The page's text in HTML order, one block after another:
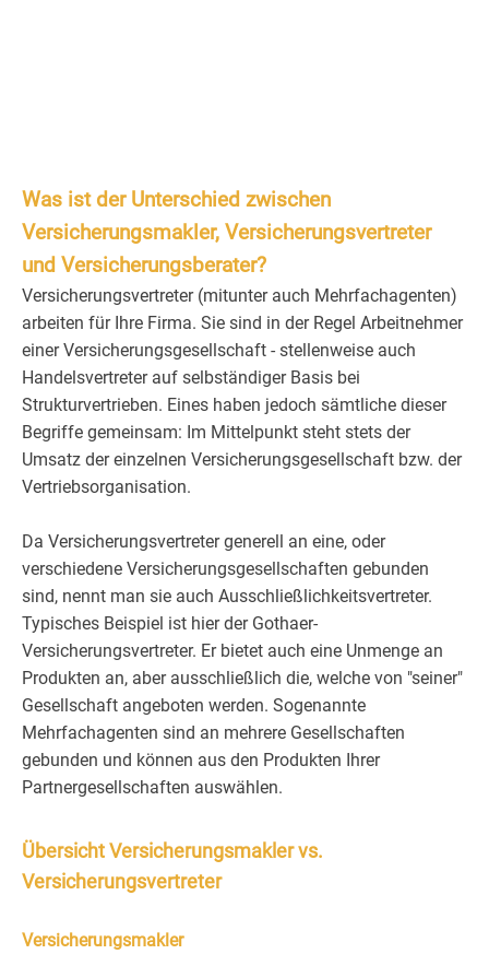
Was ist der Unterschied zwischen
Versicherungsmakler, Versicherungsvertreter
und Versicherungsberater?
Versicherungsvertreter (mitunter auch Mehrfachagenten)
arbeiten für Ihre Firma. Sie sind in der Regel Arbeitnehmer
einer Versicherungsgesellschaft - stellenweise auch
Handelsvertreter auf selbständiger Basis bei
Strukturvertrieben. Eines haben jedoch sämtliche dieser
Begriffe gemeinsam: Im Mittelpunkt steht stets der
Umsatz der einzelnen Versicherungsgesellschaft bzw. der
Vertriebsorganisation.
Da Versicherungsvertreter generell an eine, oder
verschiedene Versicherungsgesellschaften gebunden
sind, nennt man sie auch Ausschließlichkeitsvertreter.
Typisches Beispiel ist hier der Gothaer-
Versicherungsvertreter. Er bietet auch eine Unmenge an
Produkten an, aber ausschließlich die, welche von "seiner"
Gesellschaft angeboten werden. Sogenannte
Mehrfachagenten sind an mehrere Gesellschaften
gebunden und können aus den Produkten Ihrer
Partnergesellschaften auswählen.
Übersicht Versicherungsmakler vs.
Versicherungsvertreter
Versicherungsmakler